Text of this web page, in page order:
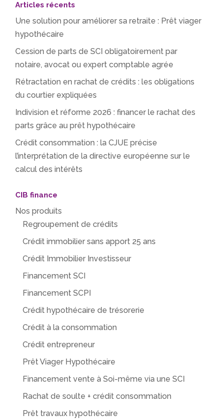
Articles récents
Une solution pour améliorer sa retraite : Prêt viager
hypothécaire
Cession de parts de SCI obligatoirement par
notaire, avocat ou expert comptable agrée
Rétractation en rachat de crédits : les obligations
du courtier expliquées
Indivision et réforme 2026 : financer le rachat des
parts grâce au prêt hypothécaire
Crédit consommation : la CJUE précise
l’interprétation de la directive européenne sur le
calcul des intérêts
CIB finance
Nos produits
Regroupement de crédits
Crédit immobilier sans apport 25 ans
Crédit Immobilier Investisseur
Financement SCI
Financement SCPI
Crédit hypothécaire de trésorerie
Crédit à la consommation
Crédit entrepreneur
Prêt Viager Hypothécaire
Financement vente à Soi-même via une SCI
Rachat de soulte + crédit consommation
Prêt travaux hypothécaire